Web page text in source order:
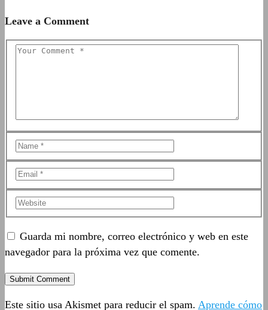
Leave a Comment
Guarda mi nombre, correo electrónico y web en este
navegador para la próxima vez que comente.
Este sitio usa Akismet para reducir el spam. Aprende cómo